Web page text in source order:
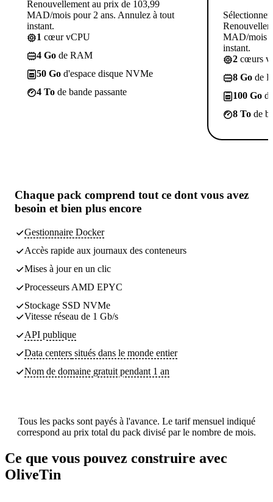
Renouvellement au prix de 103,99
MAD/mois pour 2 ans. Annulez à tout
instant.
1 cœur vCPU
4 Go de RAM
50 Go d'espace disque NVMe
4 To de bande passante
Sélectionner
MAD/mois
instant.
2 cœurs
8 Go de
100 Go
8 To de
Chaque pack comprend tout ce dont vous avez
besoin et bien plus encore
Gestionnaire Docker
Accès rapide aux journaux des conteneurs
Mises à jour en un clic
Processeurs AMD EPYC
Stockage SSD NVMe
Vitesse réseau de 1 Gb/s
API publique
Data centers situés dans le monde entier
Nom de domaine gratuit pendant 1 an
Tous les packs sont payés à l'avance. Le tarif mensuel indiqué
correspond au prix total du pack divisé par le nombre de mois.
Ce que vous pouvez construire avec
OliveTin